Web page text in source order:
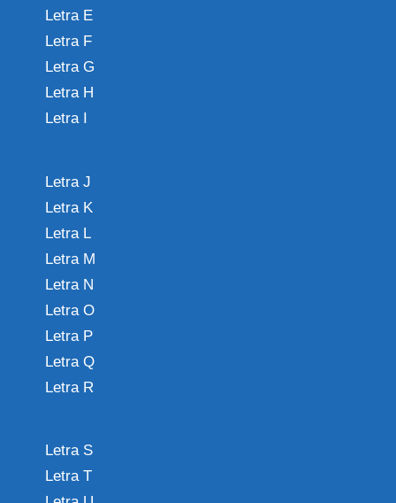
Letra E
Letra F
Letra G
Letra H
Letra I
Letra J
Letra K
Letra L
Letra M
Letra N
Letra O
Letra P
Letra Q
Letra R
Letra S
Letra T